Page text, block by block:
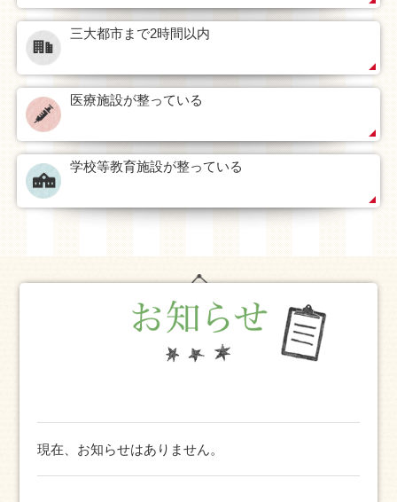
三大都市まで2時間以内
医療施設が整っている
学校等教育施設が整っている
現在、お知らせはありません。